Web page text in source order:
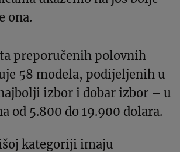
ona.
preporučenih polovnih
58 modela, podijeljenih u
izbor i dobar izbor – u
od 5.800 do 19.900 dolara.
kategoriji imaju